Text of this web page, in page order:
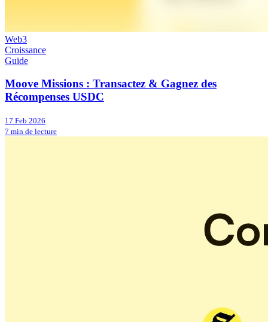
Web3
Croissance
Guide
Moove Missions : Transactez & Gagnez des
Récompenses USDC
17 Feb 2026
7 min de lecture